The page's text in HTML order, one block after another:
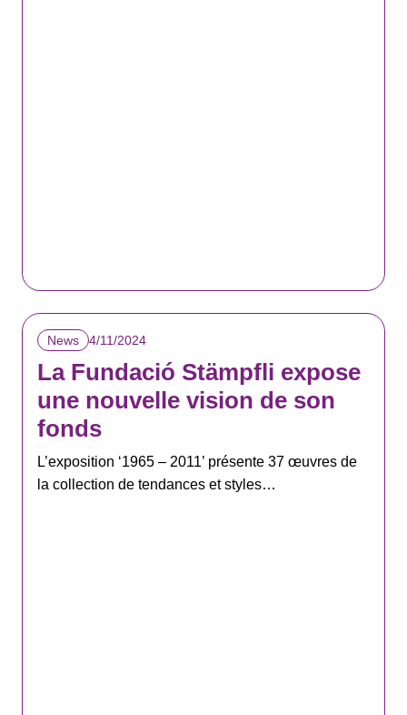
News 4/11/2024
La Fundació Stämpfli expose
une nouvelle vision de son
fonds
L’exposition ‘1965 – 2011’ présente 37 œuvres de
la collection de tendances et styles…